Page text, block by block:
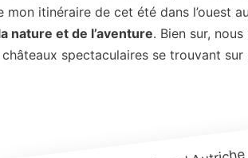
mon itinéraire de cet été dans l’ouest
nature et de l’aventure. Bien sur,
spectaculaires se trouvant